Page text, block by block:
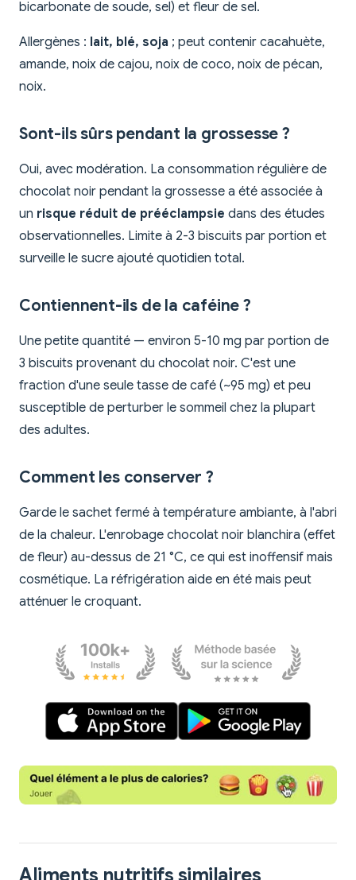
bicarbonate de soude, sel) et fleur de sel.
Allergènes : lait, blé, soja ; peut contenir cacahuète,
amande, noix de cajou, noix de coco, noix de pécan,
noix.
Sont-ils sûrs pendant la grossesse ?
Oui, avec modération. La consommation régulière de
chocolat noir pendant la grossesse a été associée à
un risque réduit de prééclampsie dans des études
observationnelles. Limite à 2-3 biscuits par portion et
surveille le sucre ajouté quotidien total.
Contiennent-ils de la caféine ?
Une petite quantité — environ 5-10 mg par portion de
3 biscuits provenant du chocolat noir. C'est une
fraction d'une seule tasse de café (~95 mg) et peu
susceptible de perturber le sommeil chez la plupart
des adultes.
Comment les conserver ?
Garde le sachet fermé à température ambiante, à l'abri
de la chaleur. L'enrobage chocolat noir blanchira (effet
de fleur) au-dessus de 21 °C, ce qui est inoffensif mais
cosmétique. La réfrigération aide en été mais peut
atténuer le croquant.
Aliments nutritifs similaires